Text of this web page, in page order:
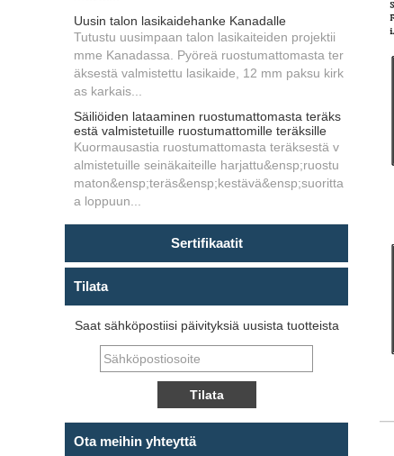
Uusin talon lasikaidehanke Kanadalle
Tutustu uusimpaan talon lasikaiteiden projektii
mme Kanadassa. Pyöreä ruostumattomasta ter
äksestä valmistettu lasikaide, 12 mm paksu kirk
as karkais...
Säiliöiden lataaminen ruostumattomasta teräks
estä valmistetuille ruostumattomille teräksille
Kuormausastia ruostumattomasta teräksestä v
almistetuille seinäkaiteille harjattu&ensp;ruostu
maton&ensp;teräs&ensp;kestävä&ensp;suoritta
a loppuun...
Sertifikaatit
Tilata
Saat sähköpostiisi päivityksiä uusista tuotteista
Ota meihin yhteyttä